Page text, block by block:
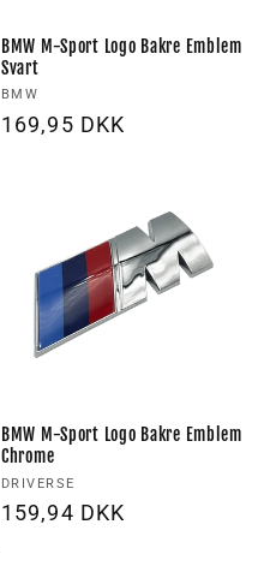
BMW M-Sport Logo Bakre Emblem
Svart
Forhandler:
BMW
Vanlig
169,95 DKK
BMW M-Sport Logo Bakre Emblem
Chrome
Forhandler:
DRIVERSE
Vanlig
159,94 DKK